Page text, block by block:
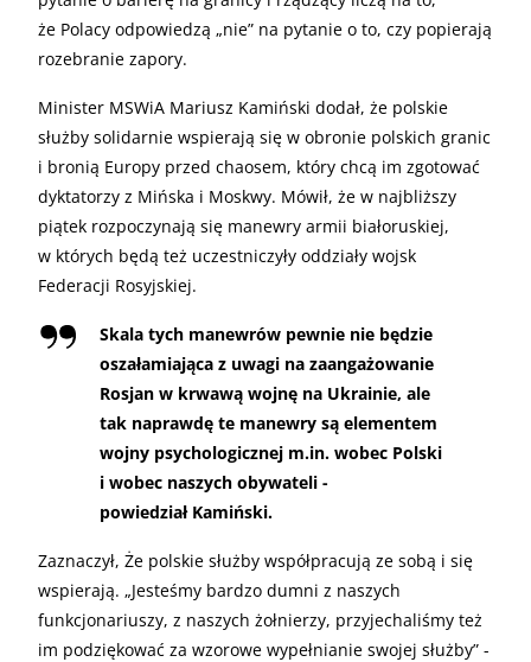
że Polacy odpowiedzą „nie” na pytanie o to, czy popierają
rozebranie zapory.
Minister MSWiA Mariusz Kamiński dodał, że polskie
służby solidarnie wspierają się w obronie polskich granic
i bronią Europy przed chaosem, który chcą im zgotować
dyktatorzy z Mińska i Moskwy. Mówił, że w najbliższy
piątek rozpoczynają się manewry armii białoruskiej,
w których będą też uczestniczyły oddziały wojsk
Federacji Rosyjskiej.
Skala tych manewrów pewnie nie będzie
oszałamiająca z uwagi na zaangażowanie
Rosjan w krwawą wojnę na Ukrainie, ale
tak naprawdę te manewry są elementem
wojny psychologicznej m.in. wobec Polski
i wobec naszych obywateli -
powiedział Kamiński.
Zaznaczył, Że polskie służby współpracują ze sobą i się
wspierają. „Jesteśmy bardzo dumni z naszych
funkcjonariuszy, z naszych żołnierzy, przyjechaliśmy też
im podziękować za wzorowe wypełnianie swojej służby” -